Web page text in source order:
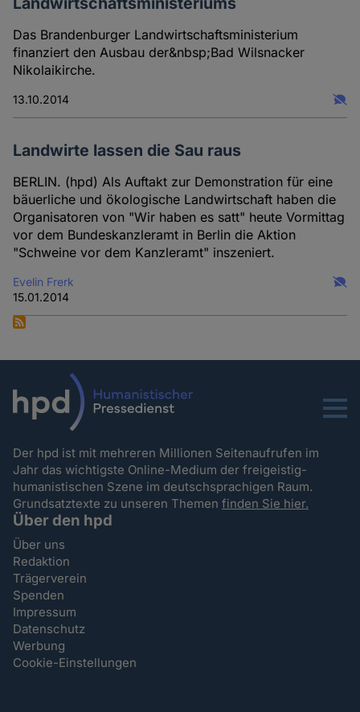
Das Brandenburger Landwirtschaftsministerium
finanziert den Ausbau der&nbsp;Bad Wilsnacker
Nikolaikirche.
13.10.2014
Landwirte lassen die Sau raus
BERLIN. (hpd) Als Auftakt zur Demonstration für eine
bäuerliche und ökologische Landwirtschaft haben die
Organisatoren von "Wir haben es satt" heute Vormittag
vor dem Bundeskanzleramt in Berlin die Aktion
"Schweine vor dem Kanzleramt" inszeniert.
Evelin Frerk
15.01.2014
Menu
Der hpd ist mit mehreren Millionen Seitenaufrufen im
Jahr das wichtigste Online-Medium der freigeistig-
humanistischen Szene im deutschsprachigen Raum.
Grundsatztexte zu unseren Themenfinden Sie hier.
Über den hpd
Über uns
Redaktion
Trägerverein
Spenden
Impressum
Datenschutz
Werbung
Cookie-Einstellungen